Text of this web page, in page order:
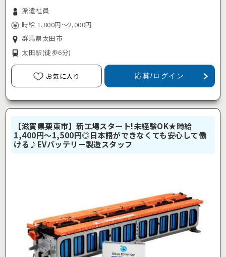
派遣社員
時給 1,800円～2,000円
群馬県太田市
太田駅(徒歩6分)
お気に入り 応募/ログイン
【滋賀県栗東市】新工場スタート!未経験OK★時給
1,400円～1,500円◎日本語ができなくても安心して働
ける♪EVバッテリー製造スタッフ